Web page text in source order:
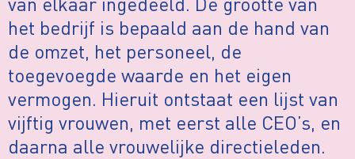
het bedrijf is bepaald aan de hand van
de omzet, het personeel, de
toegevoegde waarde en het eigen
vermogen. Hieruit ontstaat een lijst van
vijftig vrouwen, met eerst alle CEO’s, en
daarna alle vrouwelijke directieleden.